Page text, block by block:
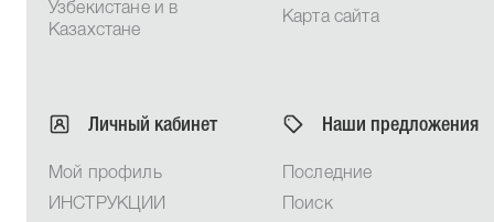
Узбекистане и в
Казахстане
Карта сайта
Личный кабинет
Мой профиль
ИНСТРУКЦИИ
Наши предложения
Последние
Поиск